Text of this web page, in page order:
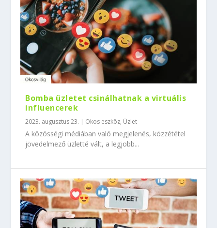
Bomba üzletet csinálhatnak a virtuális
influencerek
2023. augusztus 23. | Okos eszköz, Üzlet
A közösségi médiában való megjelenés, közzététel
jövedelmező üzletté vált, a legjobb...